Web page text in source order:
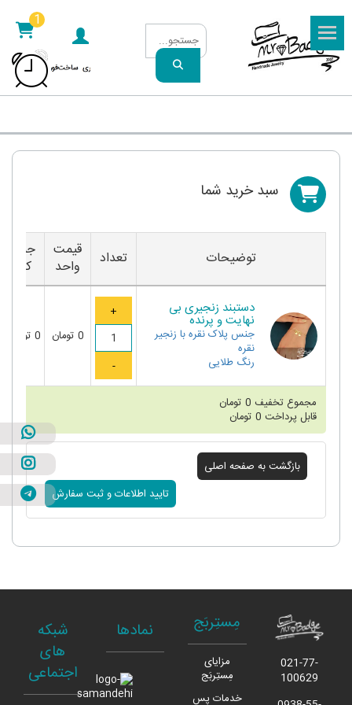
1
سبد خريد شما
توضیحات تعداد
قیمت
واحد
جمع
کل
دستبند زنجیری بی
نهایت و پرنده
جنس پلاک نقره با زنجیر
نقره
رنگ طلایی
0 تومان 0 تومان
مجموع تخفیف 0 تومان
قابل پرداخت 0 تومان
021-77-
100629
مِستِربَج
مزایای
مِستِربَج
خدمات پس
نمادها
شبکه
های
اجتماعی